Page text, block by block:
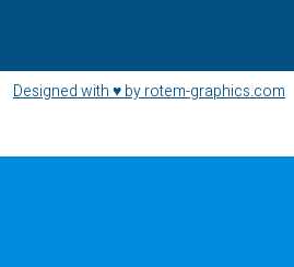
Designed with ♥ by rotem-graphics.com